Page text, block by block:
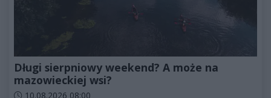
Długi sierpniowy weekend? A może na
mazowieckiej wsi?
Data dodania artykułu:
10.08.2026 08:00